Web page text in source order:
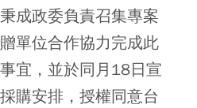
成政委負責召集專案
單位合作協力完成此
宜，並於同月18日宣
購安排，授權同意台